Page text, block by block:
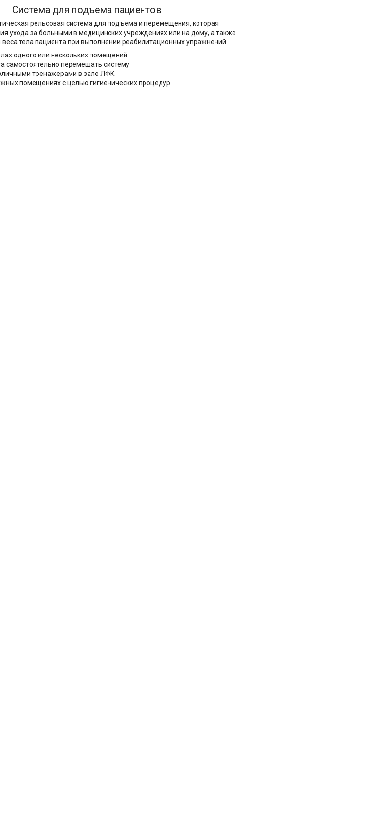
Система для подъема пациентов
рельсовая система для подъема и перемещения, которая
ухода за больными в медицинских учреждениях или на дому, а также
веса тела пациента при выполнении реабилитационных упражнений.
одного или нескольких помещений
самостоятельно перемещать систему
тренажерами в зале ЛФК
помещениях с целью гигиенических процедур